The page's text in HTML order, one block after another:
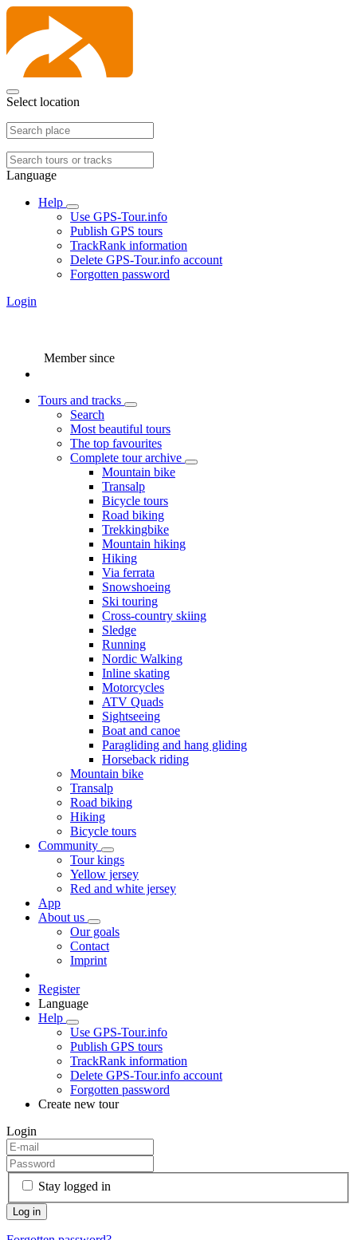
Select location
Language
Help
Use GPS-Tour.info
Publish GPS tours
TrackRank information
Delete GPS-Tour.info account
Forgotten password
Login
Member since
Tours and tracks
Search
Most beautiful tours
The top favourites
Complete tour archive
Mountain bike
Transalp
Bicycle tours
Road biking
Trekkingbike
Mountain hiking
Hiking
Via ferrata
Snowshoeing
Ski touring
Cross-country skiing
Sledge
Running
Nordic Walking
Inline skating
Motorcycles
ATV Quads
Sightseeing
Boat and canoe
Paragliding and hang gliding
Horseback riding
Mountain bike
Transalp
Road biking
Hiking
Bicycle tours
Community
Tour kings
Yellow jersey
Red and white jersey
App
About us
Our goals
Contact
Imprint
Register
Language
Help
Use GPS-Tour.info
Publish GPS tours
TrackRank information
Delete GPS-Tour.info account
Forgotten password
Create new tour
Login
Stay logged in